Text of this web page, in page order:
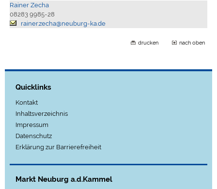
Rainer Zecha
08283 9985-28
rainer.zecha@neuburg-ka.de
drucken nach oben
Quicklinks
Kontakt
Inhaltsverzeichnis
Impressum
Datenschutz
Erklärung zur Barrierefreiheit
Markt Neuburg a.d.Kammel